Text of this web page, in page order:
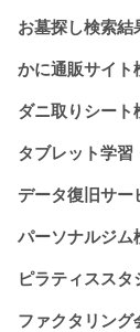
お墓探し検索結
かに通販サイト
ダニ取りシート
タブレット学習
データ復旧サー
パーソナルジム
ピラティススタ
ファクタリング